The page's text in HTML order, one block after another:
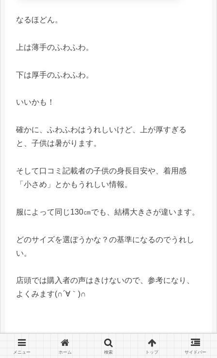
なるほどん。
上は薄手のふわふわ。
下は厚手のふわふわ。
いいかも！
確かに、ふわふわはうれしいけど、上が厚すぎる
と、子供は暑がります。
そして口コミ記載者の子供の身長目安や、着用感
「小さめ」とかもうれしい情報。
服によって同じ130㎝でも、結構大きさが違います。
どのサイズを選ぼうかな？の基準になるのでうれし
い。
店頭では購入者の声はきけないので、参考になり、
よくみます(∩´∀｀)∩
②オンライン限定の特別商品がある
メニュー ホーム 検索 トップ サイドバー